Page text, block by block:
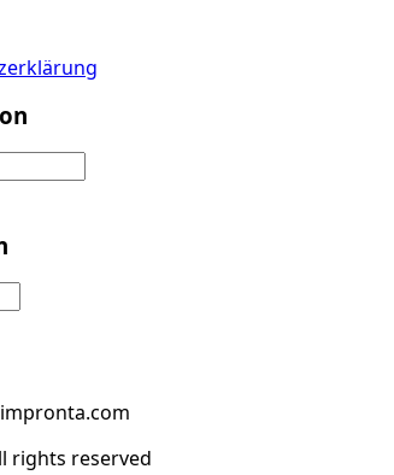
rights reserved